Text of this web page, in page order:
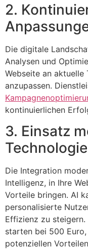
2.
Die digitale
Analysen und
Webseite an aktuelle
anzupassen.
kontinuierlichen
3. Einsatz
Die Integration
Intelligenz, in Ihre
Vorteile bringen. AI
personalisierte
Effizienz zu
starten bei 500
potenziellen